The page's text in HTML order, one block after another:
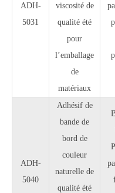
ADH-
5031
viscosité de
qualité été
pour
l’emballage
de
matériaux
ADH-
5040
Adhésif de
bande de
bord de
couleur
naturelle de
qualité été